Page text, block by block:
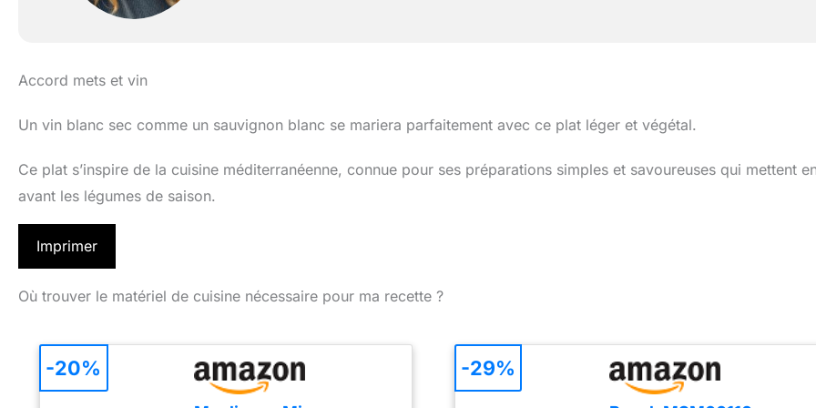
Accord mets et vin
Un vin blanc sec comme un sauvignon blanc se mariera parfaitement avec ce plat léger et végétal.
Ce plat s’inspire de la cuisine méditerranéenne, connue pour ses préparations simples et savoureuses qui mettent
avant les légumes de saison.
Imprimer
Où trouver le matériel de cuisine nécessaire pour ma recette ?
-20% -29%